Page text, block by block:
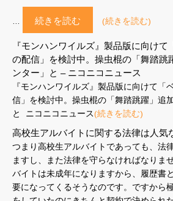
… 続きを読む (続きを読む)
『モンハンワイルズ』製品版に向けて
の配信」を検討中。操虫棍の「舞踏跳
ンター」と – ニコニコニュース
『モンハンワイルズ』製品版に向けて「
信」を検討中。操虫棍の「舞踏跳躍」追
と ニコニコニュース(続きを読む)
高校生アルバイトに関する法律は人気
つまり高校生アルバイトであっても、法
ますし、また法律を守らなければなりま
バイトは未成年になりますから、履歴書
要になってくるそうなのです。ですから